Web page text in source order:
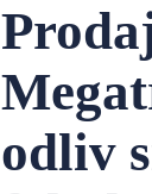
odliv